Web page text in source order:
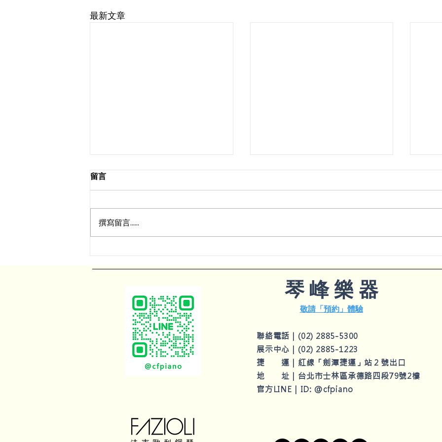
最新文章
留言
撰寫留言......
​琴 峰 樂 器
敬請「預約」體驗
聯絡電話｜ (02) 2885-5300
展示中心｜ (02) 2885-1223
捷 運｜紅線「劍潭捷運」站２ 號出口
地 址｜ 台北市士林區承德路四段79號2樓
官方LINE｜ID: @cfpiano